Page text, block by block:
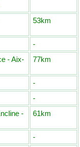
53km
-
- Aix-
77km
-
-
-
61km
-